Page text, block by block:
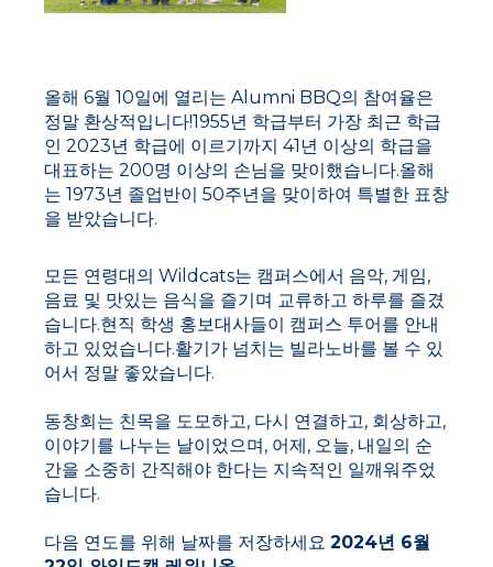
올해 6월 10일에 열리는 Alumni BBQ의 참여율은
정말 환상적입니다!1955년 학급부터 가장 최근 학급
인 2023년 학급에 이르기까지 41년 이상의 학급을
대표하는 200명 이상의 손님을 맞이했습니다.올해
는 1973년 졸업반이 50주년을 맞이하여 특별한 표창
을 받았습니다.
모든 연령대의 Wildcats는 캠퍼스에서 음악, 게임,
음료 및 맛있는 음식을 즐기며 교류하고 하루를 즐겼
습니다.현직 학생 홍보대사들이 캠퍼스 투어를 안내
하고 있었습니다.활기가 넘치는 빌라노바를 볼 수 있
어서 정말 좋았습니다.
동창회는 친목을 도모하고, 다시 연결하고, 회상하고,
이야기를 나누는 날이었으며, 어제, 오늘, 내일의 순
간을 소중히 간직해야 한다는 지속적인 일깨워주었
습니다.
다음 연도를 위해 날짜를 저장하세요 2024년 6월